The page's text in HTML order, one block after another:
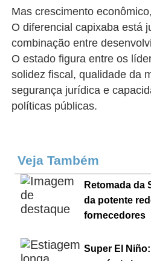
Mas crescimento
O diferencial capixaba está
combinação entre
O estado figura entre os
solidez fiscal, qualidade da
segurança jurídica e
políticas públicas.
Veja Também
Retomada da
da potente
fornecedores
Super El